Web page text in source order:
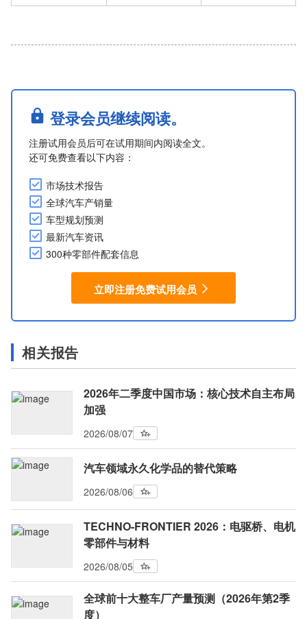
登录会员继续阅读。
注册试用会员后可在试用期间内阅读全文。
还可免费查看以下内容：
市场技术报告
全球汽车产销量
车型规划预测
最新汽车资讯
300种零部件配套信息
立即注册免费试用会员
相关报告
2026年二季度中国市场：核心技术自主布局
加强
2026/08/07
汽车领域永久化学品的替代策略
2026/08/06
TECHNO-FRONTIER 2026：电驱桥、电机
零部件与材料
2026/08/05
全球前十大整车厂产量预测（2026年第2季
度）